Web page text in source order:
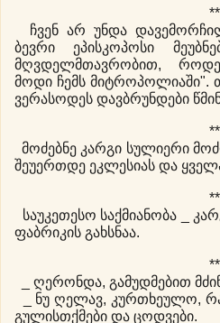
ჩვენ არ უნდა
ბევრი ეპისკოპოსი
მღვდელმთავრობით,
მოდი ჩემს მიტროპოლიაში".
ვერასოდეს დავბრუნდები
მოძებნე კარგი სულიერი
შეუერთდე ეკლესიას და
საუკეთესო საქმიანობა _
ფაბრიკის გახსნაა.
_ ღერონდა, გამუდმებით
_ ნუ ღელავ, კურთხეულო,
გულისთქმები და ცოდვები.